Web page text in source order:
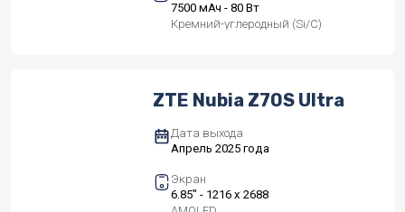
7500 мАч - 80 Вт
Кремний-углеродный (Si/C)
ZTE Nubia Z70S Ultra
Дата выхода
Апрель 2025 года
Экран
6.85" - 1216 x 2688